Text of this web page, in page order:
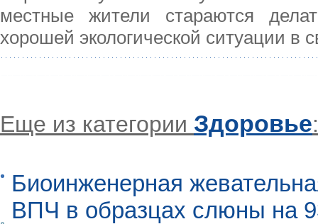
местные жители стараются
хорошей экологической ситуации в
Еще из категории Здоровье:
Биоинженерная
ВПЧ в образцах слюны на